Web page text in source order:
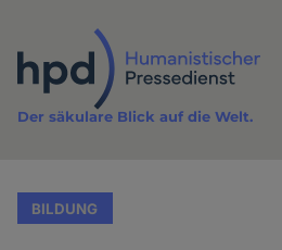
Inhalt
Der säkulare Blick auf die Welt.
BILDUNG